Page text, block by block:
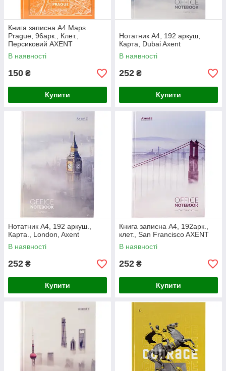
Книга записна А4 Maps
Prague, 96арк., Клет.,
Персиковий AXENT
В наявності
150 ₴
Купити
Нотатник А4, 192 аркуш,
Карта, Dubai Axent
В наявності
252 ₴
Купити
Нотатник А4, 192 аркуш.,
Карта., London, Axent
В наявності
252 ₴
Купити
Книга записна А4, 192арк.,
клет., San Francisco AXENT
В наявності
252 ₴
Купити